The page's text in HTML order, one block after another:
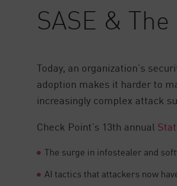
SASE &
Today, an organization’s
adoption makes it harder to
increasingly complex attack
Check Point’s 13th annual
The surge in infostealer and
AI tactics that attackers now